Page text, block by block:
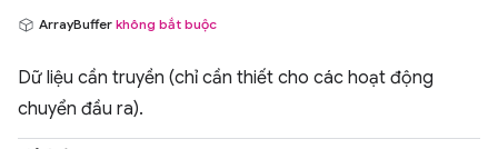
ArrayBuffer không bắt buộc
Dữ liệu cần truyền (chỉ cần thiết cho các hoạt động
chuyển đầu ra).